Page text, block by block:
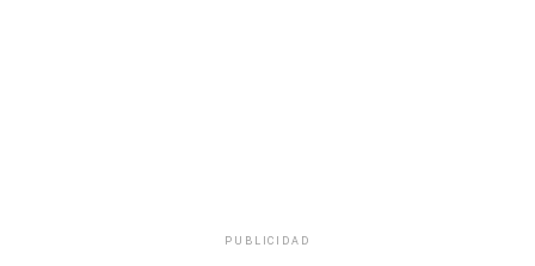
PUBLICIDAD